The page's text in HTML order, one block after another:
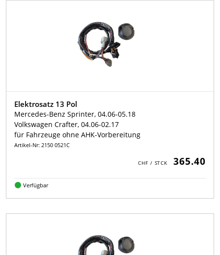
Elektrosatz 13 Pol
Mercedes-Benz Sprinter, 04.06-05.18
Volkswagen Crafter, 04.06-02.17
für Fahrzeuge ohne AHK-Vorbereitung
Artikel-Nr: 2150 0521C
365.40
Verfügbar